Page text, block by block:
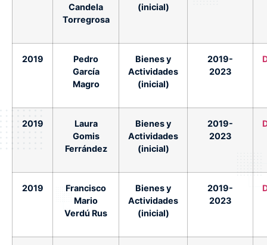
Candela
Torregrosa
(inicial)
2019
Pedro
García
Magro
Bienes y
Actividades
(inicial)
2019-
2023
2019
Laura
Gomis
Ferrández
Bienes y
Actividades
(inicial)
2019-
2023
2019
Francisco
Mario
Verdú Rus
Bienes y
Actividades
(inicial)
2019-
2023